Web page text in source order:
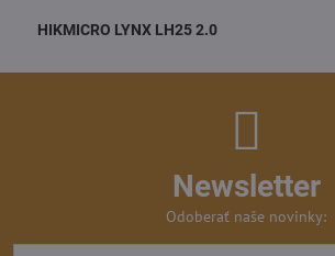
HIKMICRO LYNX LH25 2.0
Newsletter
Odoberať naše novinky: